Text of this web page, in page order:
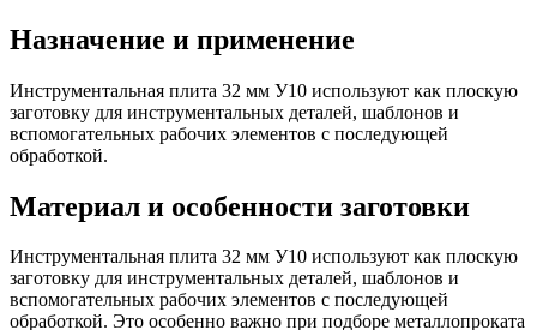
Назначение и применение
Инструментальная плита 32 мм У10 используют как плоскую
заготовку для инструментальных деталей, шаблонов и
вспомогательных рабочих элементов с последующей
обработкой.
Материал и особенности заготовки
Инструментальная плита 32 мм У10 используют как плоскую
заготовку для инструментальных деталей, шаблонов и
вспомогательных рабочих элементов с последующей
обработкой. Это особенно важно при подборе металлопроката